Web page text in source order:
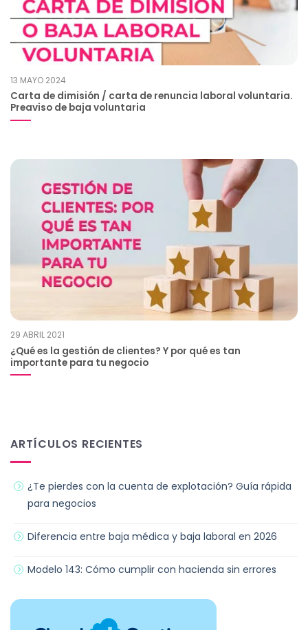
13 MAYO 2024
Carta de dimisión / carta de renuncia laboral voluntaria.
Preaviso de baja voluntaria
29 ABRIL 2021
¿Qué es la gestión de clientes? Y por qué es tan
importante para tu negocio
ARTÍCULOS RECIENTES
¿Te pierdes con la cuenta de explotación? Guía rápida
para negocios
Diferencia entre baja médica y baja laboral en 2026
Modelo 143: Cómo cumplir con hacienda sin errores